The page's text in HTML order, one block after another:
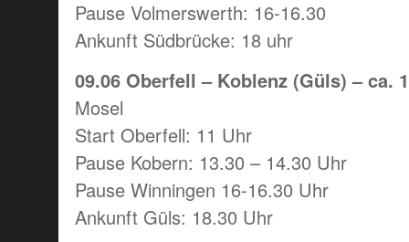
Pause Volmerswerth: 16-16.30
Ankunft Südbrücke: 18 uhr
09.06 Oberfell – Koblenz (Güls) – ca.
Mosel
Start Oberfell: 11 Uhr
Pause Kobern: 13.30 – 14.30 Uhr
Pause Winningen 16-16.30 Uhr
Ankunft Güls: 18.30 Uhr